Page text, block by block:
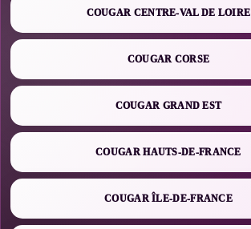
COUGAR CENTRE-VAL DE LOIRE
COUGAR CORSE
COUGAR GRAND EST
COUGAR HAUTS-DE-FRANCE
COUGAR ÎLE-DE-FRANCE